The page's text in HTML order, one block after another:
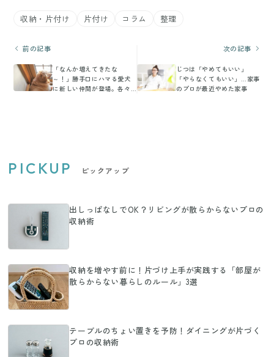
収納・片付け 片付け コラム 整理
前の記事
「なんか増えてきたな
～！」勝手口にハマる愛犬
に新しい仲間が登場。各々
次の記事
じつは「やめてもいい」
「やらなくてもいい」…家事
のプロが最近やめた家事
PICKUP ピックアップ
出しっぱなしでOK？リビングが散らからないプロの
収納術
収納を増やす前に！片づけ上手が実践する「部屋が
散らからない暮らしのルール」3選
テーブルのちょい置きを予防！ダイニングが片づく
プロの収納術